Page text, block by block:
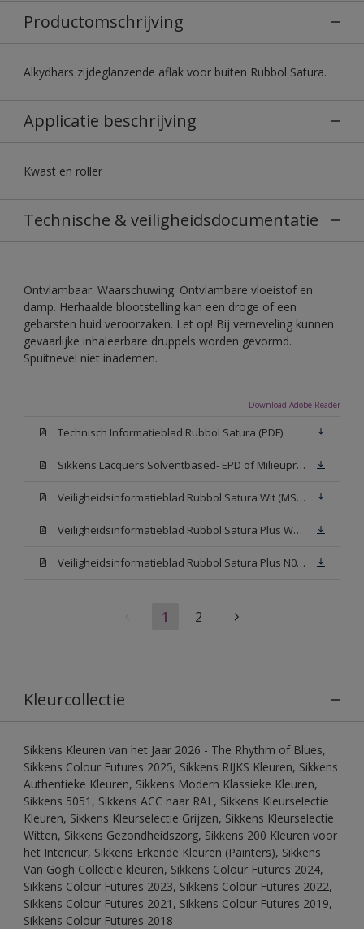
Productomschrijving
Alkydhars zijdeglanzende aflak voor buiten Rubbol Satura.
Applicatie beschrijving
Kwast en roller
Technische & veiligheidsdocumentatie
Ontvlambaar. Waarschuwing. Ontvlambare vloeistof en
damp. Herhaalde blootstelling kan een droge of een
gebarsten huid veroorzaken. Let op! Bij verneveling kunnen
gevaarlijke inhaleerbare druppels worden gevormd.
Spuitnevel niet inademen.
Download Adobe Reader
Technisch Informatieblad Rubbol Satura (PDF)
Sikkens Lacquers Solventbased- EPD of Milieuproductverklaring
Veiligheidsinformatieblad Rubbol Satura Wit (MSDS)
Veiligheidsinformatieblad Rubbol Satura Plus W05 (MSDS)
Veiligheidsinformatieblad Rubbol Satura Plus N00 (MSDS)
1 2
Kleurcollectie
Sikkens Kleuren van het Jaar 2026 - The Rhythm of Blues,
Sikkens Colour Futures 2025, Sikkens RIJKS Kleuren, Sikkens
Authentieke Kleuren, Sikkens Modern Klassieke Kleuren,
Sikkens 5051, Sikkens ACC naar RAL, Sikkens Kleurselectie
Kleuren, Sikkens Kleurselectie Grijzen, Sikkens Kleurselectie
Witten, Sikkens Gezondheidszorg, Sikkens 200 Kleuren voor
het Interieur, Sikkens Erkende Kleuren (Painters), Sikkens
Van Gogh Collectie kleuren, Sikkens Colour Futures 2024,
Sikkens Colour Futures 2023, Sikkens Colour Futures 2022,
Sikkens Colour Futures 2021, Sikkens Colour Futures 2019,
Sikkens Colour Futures 2018